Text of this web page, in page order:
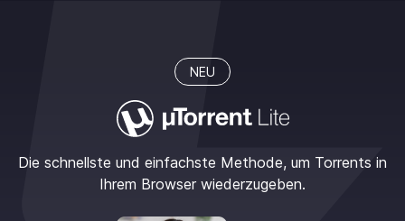
NEU
Die schnellste und einfachste Methode, um Torrents in
Ihrem Browser wiederzugeben.